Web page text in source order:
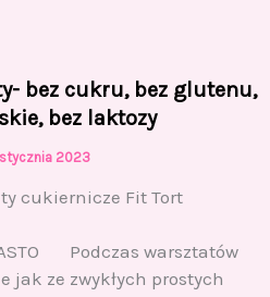
bez cukru, bez glutenu,
bez laktozy
2023
cukiernicze Fit Tort
Podczas warsztatów
jak ze zwykłych prostych